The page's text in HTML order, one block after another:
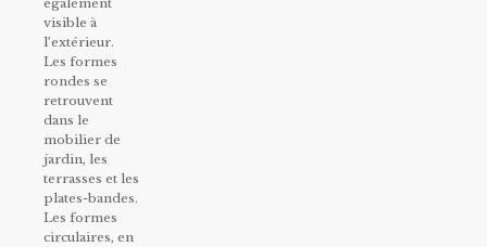
visible à
l’extérieur.
Les formes
rondes se
retrouvent
dans le
mobilier de
jardin, les
terrasses et les
plates-bandes.
Les formes
circulaires, en